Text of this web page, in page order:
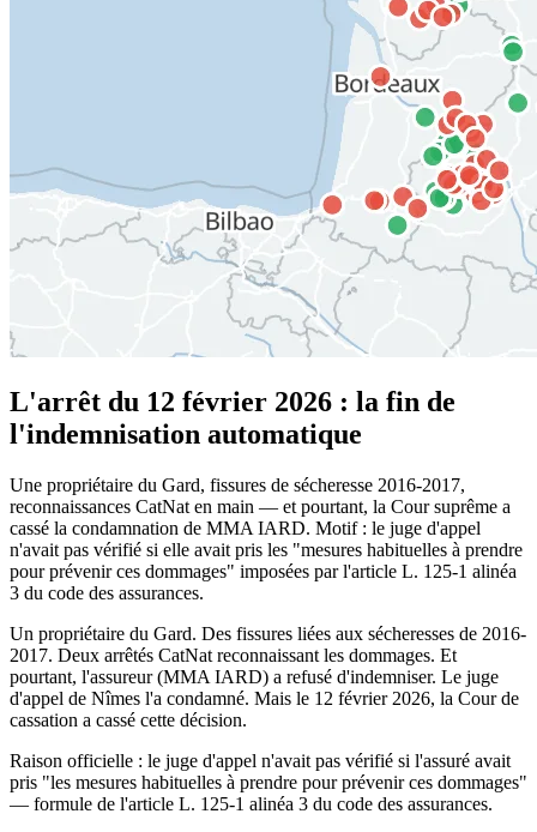
L'arrêt du 12 février 2026 : la fin de
l'indemnisation automatique
Une propriétaire du Gard, fissures de sécheresse 2016-2017,
reconnaissances CatNat en main — et pourtant, la Cour suprême a
cassé la condamnation de MMA IARD. Motif : le juge d'appel
n'avait pas vérifié si elle avait pris les "mesures habituelles à prendre
pour prévenir ces dommages" imposées par l'article L. 125-1 alinéa
3 du code des assurances.
Un propriétaire du Gard. Des fissures liées aux sécheresses de 2016-
2017. Deux arrêtés CatNat reconnaissant les dommages. Et
pourtant, l'assureur (MMA IARD) a refusé d'indemniser. Le juge
d'appel de Nîmes l'a condamné. Mais le 12 février 2026, la Cour de
cassation a cassé cette décision.
Raison officielle : le juge d'appel n'avait pas vérifié si l'assuré avait
pris "les mesures habituelles à prendre pour prévenir ces dommages"
— formule de l'article L. 125-1 alinéa 3 du code des assurances.